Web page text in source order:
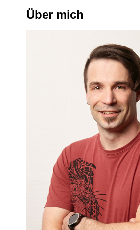
Über mich